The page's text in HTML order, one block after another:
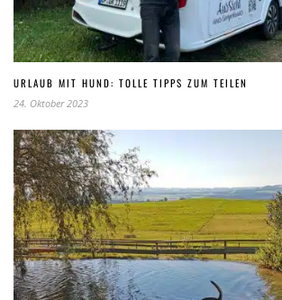
URLAUB MIT HUND: TOLLE TIPPS ZUM TEILEN
24. Oktober 2023